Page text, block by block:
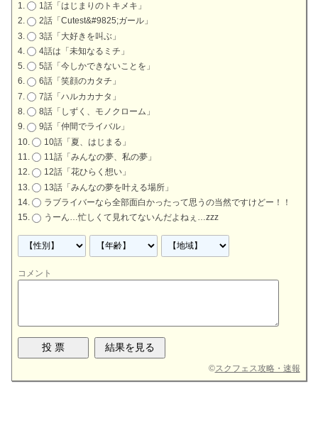
1話「はじまりのトキメキ」
2話「Cutest&#9825;ガール」
3話「大好きを叫ぶ」
4話は「未知なるミチ」
5話「今しかできないことを」
6話「笑顔のカタチ」
7話「ハルカカナタ」
8話「しずく、モノクローム」
9話「仲間でライバル」
10話「夏、はじまる」
11話「みんなの夢、私の夢」
12話「花ひらく想い」
13話「みんなの夢を叶える場所」
ラブライバーなら全部面白かったって思うの当然ですけどー！！
うーん…忙しくて見れてないんだよねぇ…zzz
コメント
©スクフェス攻略・速報